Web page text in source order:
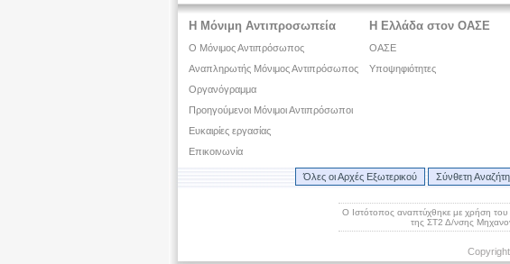
Η Μόνιμη Αντιπροσωπεία
Ο Μόνιμος Αντιπρόσωπος
Αναπληρωτής Μόνιμος Αντιπρόσωπος
Οργανόγραμμα
Προηγούμενοι Μόνιμοι Αντιπρόσωποι
Ευκαιρίες εργασίας
Επικοινωνία
Η Ελλάδα στον ΟΑΣΕ
ΟΑΣΕ
Υποψηφιότητες
Όλες οι Αρχές Εξωτερικού Σύνθετη
Ο Ιστότοπος αναπτύχθηκε με χρήση του
της ΣΤ2 Δ/νσης